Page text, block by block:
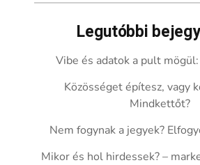
Legutóbbi
Vibe és adatok a pult
Közösséget építesz, vagy
Mindkettőt?
Nem fogynak a jegyek?
Mikor és hol hirdessek? –